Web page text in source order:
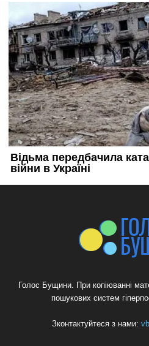
Голос Бущини. При копіюванні
пошукових систем
Зконтактуйтеся з нами: